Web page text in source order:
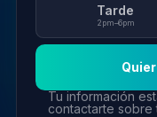
Tarde
2pm–6pm
Tu información
contactarte sobre